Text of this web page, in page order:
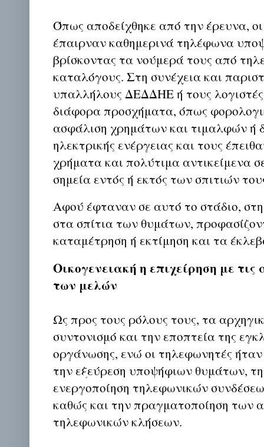
Όπως αποδείχθηκε από την έρευνα,
έπαιρναν καθημερινά τηλέφωνα
βρίσκοντας τα νούμερά τους από
καταλόγους. Στη συνέχεια και
υπαλλήλους ΔΕΔΔΗΕ ή τους
διάφορα προσχήματα, όπως
ασφάλιση χρημάτων και τιμαλφών ή
ηλεκτρικής ενέργειας και τους
χρήματα και πολύτιμα αντικείμενα
σημεία εντός ή εκτός των σπιτιών
Αφού έφταναν σε αυτό το στάδιο,
στα σπίτια των θυμάτων,
καταμέτρηση ή εκτίμηση και τα
Οικογενειακή η επιχείρηση με
των μελών
Ως προς τους ρόλους τους, τα
συντονισμό και την εποπτεία της
οργάνωσης, ενώ οι τηλεφωνητές ήταν
την εξεύρεση υποψήφιων θυμάτων,
ενεργοποίηση τηλεφωνικών
καθώς και την πραγματοποίηση των
τηλεφωνικών κλήσεων.